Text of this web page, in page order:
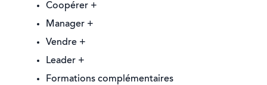
Coopérer +
Manager +
Vendre +
Leader +
Formations complémentaires